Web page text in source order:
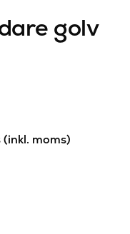
golv
moms)